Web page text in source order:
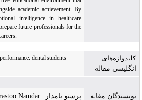
academic achievement. By
intelligence in healthcare
prepare future professionals for the
کلیدواژه‌های
انگلیسی مقاله
performance, dental students
نویسندگان مقاله
پرستو نامدار | Parastoo Namdar